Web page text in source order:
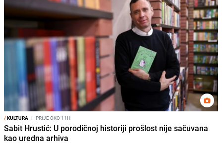
/KULTURA I PRIJE OKO 11H
Sabit Hrustić: U porodičnoj historiji prošlost nije sačuvana
kao uredna arhiva